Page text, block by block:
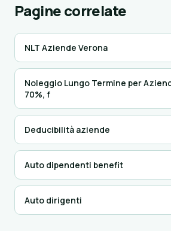
Pagine correlate
NLT Aziende Verona
Noleggio Lungo Termine per
70%, f
Deducibilità aziende
Auto dipendenti benefit
Auto dirigenti